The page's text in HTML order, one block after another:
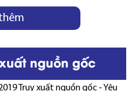
nguồn gốc
Truy xuất nguồn gốc - Yêu